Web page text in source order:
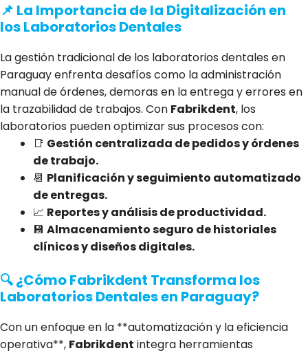
📌 La Importancia de la Digitalización en
los Laboratorios Dentales
La gestión tradicional de los laboratorios dentales en
Paraguay enfrenta desafíos como la administración
manual de órdenes, demoras en la entrega y errores en
la trazabilidad de trabajos. Con Fabrikdent, los
laboratorios pueden optimizar sus procesos con:
📑 Gestión centralizada de pedidos y órdenes
de trabajo.
📆 Planificación y seguimiento automatizado
de entregas.
📈 Reportes y análisis de productividad.
💾 Almacenamiento seguro de historiales
clínicos y diseños digitales.
🔍 ¿Cómo Fabrikdent Transforma los
Laboratorios Dentales en Paraguay?
Con un enfoque en la **automatización y la eficiencia
operativa**, Fabrikdent integra herramientas